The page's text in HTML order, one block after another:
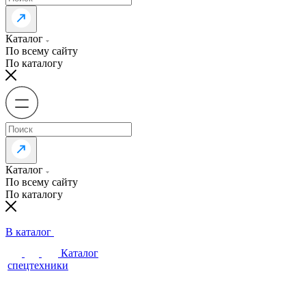
Каталог
По всему сайту
По каталогу
Каталог
По всему сайту
По каталогу
В каталог
Каталог
спецтехники